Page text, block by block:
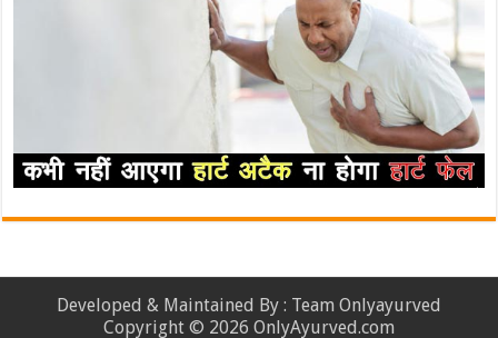
Developed & Maintained By : Team Onlyayurved
Copyright © 2026 OnlyAyurved.com